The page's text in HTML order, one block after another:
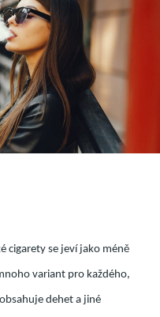
cigarety se jeví jako méně
variant pro každého,
dehet a jiné